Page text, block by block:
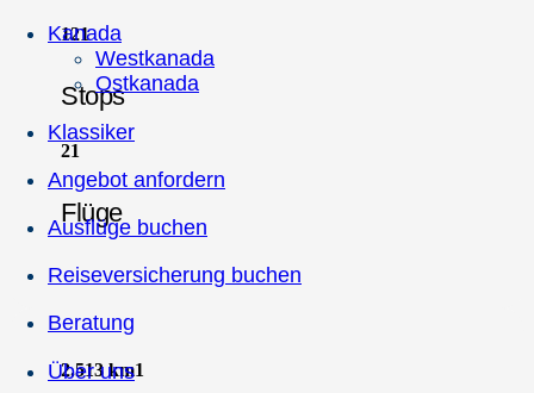
Kanada
Westkanada
Ostkanada
Klassiker
Angebot anfordern
Ausflüge buchen
Reiseversicherung buchen
Beratung
Über uns
121
Stops
21
Flüge
2.513 km1